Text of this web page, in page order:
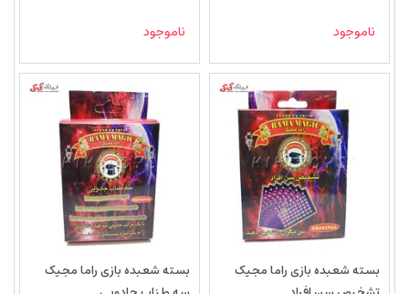
ناموجود ناموجود
بسته شعبده بازی راما مجیک
بسته شعبده بازی راما مجیک